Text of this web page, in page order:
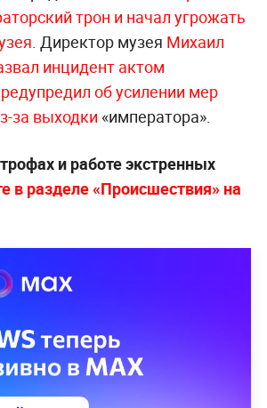
трон и начал угрожать
. Директор музея Михаил
инцидент актом
об усилении мер
за выходки «императора».
и работе экстренных
в разделе «Происшествия» на